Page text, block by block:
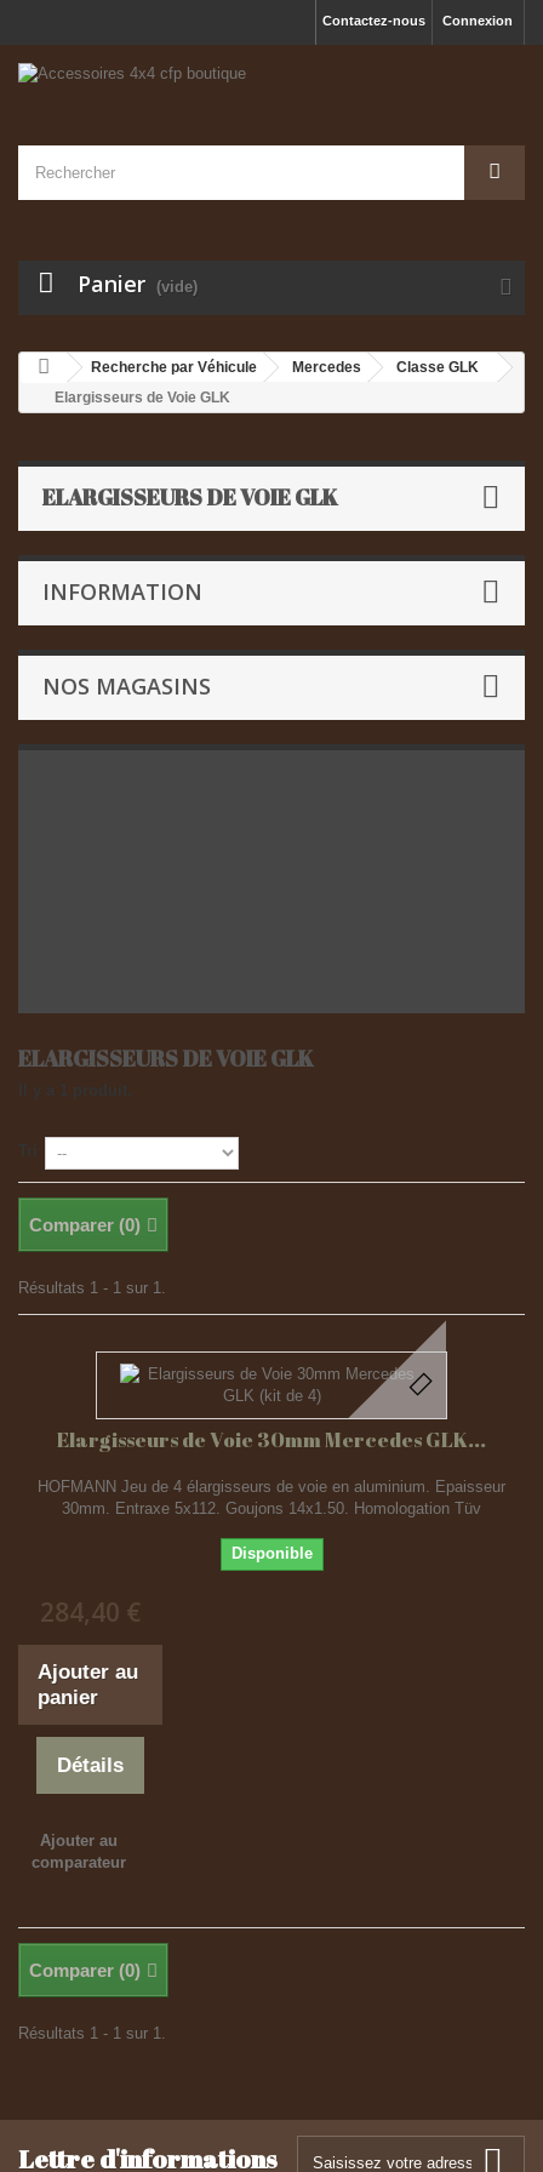
Connexion
Contactez-nous
Panier (vide)
Recherche par Véhicule Mercedes
Classe GLK
Elargisseurs de Voie GLK
ELARGISSEURS DE VOIE GLK
INFORMATION
NOS MAGASINS
ELARGISSEURS DE VOIE GLK
Comparer (0)
Résultats 1 - 1 sur 1.
Elargisseurs de Voie 30mm Mercedes GLK...
HOFMANN Jeu de 4 élargisseurs de voie en aluminium. Epaisseur
30mm. Entraxe 5x112. Goujons 14x1.50. Homologation Tüv
Disponible
284,40 €
Ajouter au
panier
Détails
Ajouter au
comparateur
Comparer (0)
Résultats 1 - 1 sur 1.
Lettre d'informations